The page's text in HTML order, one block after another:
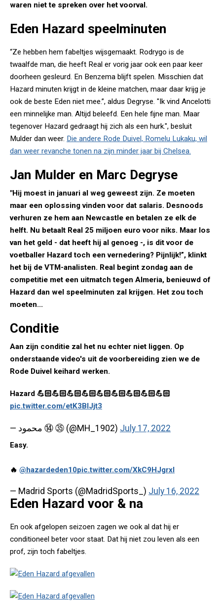
waren niet te spreken over het voorval.
Eden Hazard speelminuten
“Ze hebben hem fabeltjes wijsgemaakt. Rodrygo is de
twaalfde man, die heeft Real er vorig jaar ook een paar keer
doorheen gesleurd. En Benzema blijft spelen. Misschien dat
Hazard minuten krijgt in de kleine matchen, maar daar krijg je
ook de beste Eden niet mee.”, aldus Degryse. "Ik vind Ancelotti
een minnelijke man. Altijd beleefd. Een hele fijne man. Maar
tegenover Hazard gedraagt hij zich als een hurk.", besluit
Mulder dan weer. Die andere Rode Duivel, Romelu Lukaku, wil
dan weer revanche tonen na zijn minder jaar bij Chelsea.
Jan Mulder en Marc Degryse
"Hij moest in januari al weg geweest zijn. Ze moeten
maar een oplossing vinden voor dat salaris. Desnoods
verhuren ze hem aan Newcastle en betalen ze elk de
helft. Nu betaalt Real 25 miljoen euro voor niks. Maar los
van het geld - dat heeft hij al genoeg -, is dit voor de
voetballer Hazard toch een vernedering? Pijnlijk!”, klinkt
het bij de VTM-analisten. Real begint zondag aan de
competitie met een uitmatch tegen Almeria, benieuwd of
Hazard dan wel speelminuten zal krijgen. Het zou toch
moeten...
Conditie
Aan zijn conditie zal het nu echter niet liggen. Op
onderstaande video's uit de voorbereiding zien we de
Rode Duivel keihard werken.
Hazard 💪🏻💪🏻💪🏻💪🏻💪🏻💪🏻💪🏻💪🏻💪🏻
pic.twitter.com/etK3BlJjt3
— محمود ⑭ ㉟ (@MH_1902) July 17, 2022
Easy.
🔥 @hazardeden10pic.twitter.com/XkC9HJgrxl
— Madrid Sports (@MadridSports_) July 16, 2022
Eden Hazard voor & na
En ook afgelopen seizoen zagen we ook al dat hij er
conditioneel beter voor staat. Dat hij niet zou leven als een
prof, zijn toch fabeltjes.